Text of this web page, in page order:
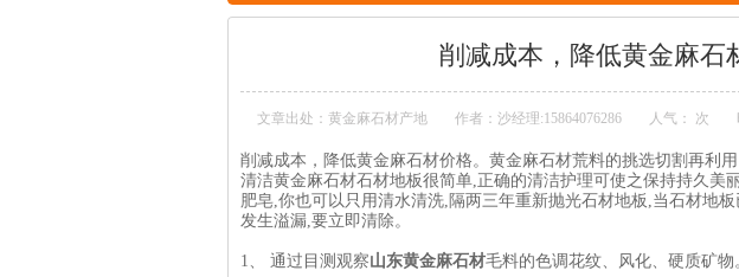
削减成本，降低黄金麻石
文章出处：黄金麻石材产地 作者：沙经理:15864076286 人气： 次
削减成本，降低黄金麻石材价格。黄金麻石材荒料的挑选切割再利
清洁黄金麻石材石材地板很简单,正确的清洁护理可使之保持持久美
肥皂,你也可以只用清水清洗,隔两三年重新抛光石材地板,当石材地
发生溢漏,要立即清除。
1、 通过目测观察山东黄金麻石材毛料的色调花纹、风化、硬质矿物